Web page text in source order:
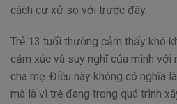
cách cư xử so với trước đây.
Trẻ 13 tuổi thường cảm thấy khó
cảm xúc và suy nghĩ của mình
cha mẹ. Điều này không có nghĩa
mà là vì trẻ đang trong quá trình